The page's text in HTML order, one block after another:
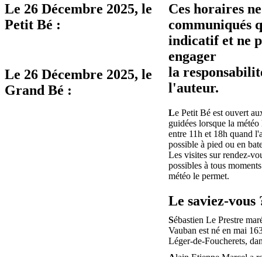
Le 26 Décembre 2025, le
Petit Bé :
Le 26 Décembre 2025, le
Grand Bé :
Ces horaires
communiqués
indicatif et ne
engager
la
l'auteur.
Le Petit Bé est ouvert
guidées lorsque la météo
entre 11h et 18h quand
possible à pied ou en
Les visites sur rendez-
possibles à tous
météo le permet.
Le saviez-vous
Sébastien Le Prestre
Vauban est né en mai
Léger-de-Foucherets,